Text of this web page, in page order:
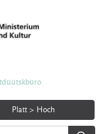
Platt > Hoch